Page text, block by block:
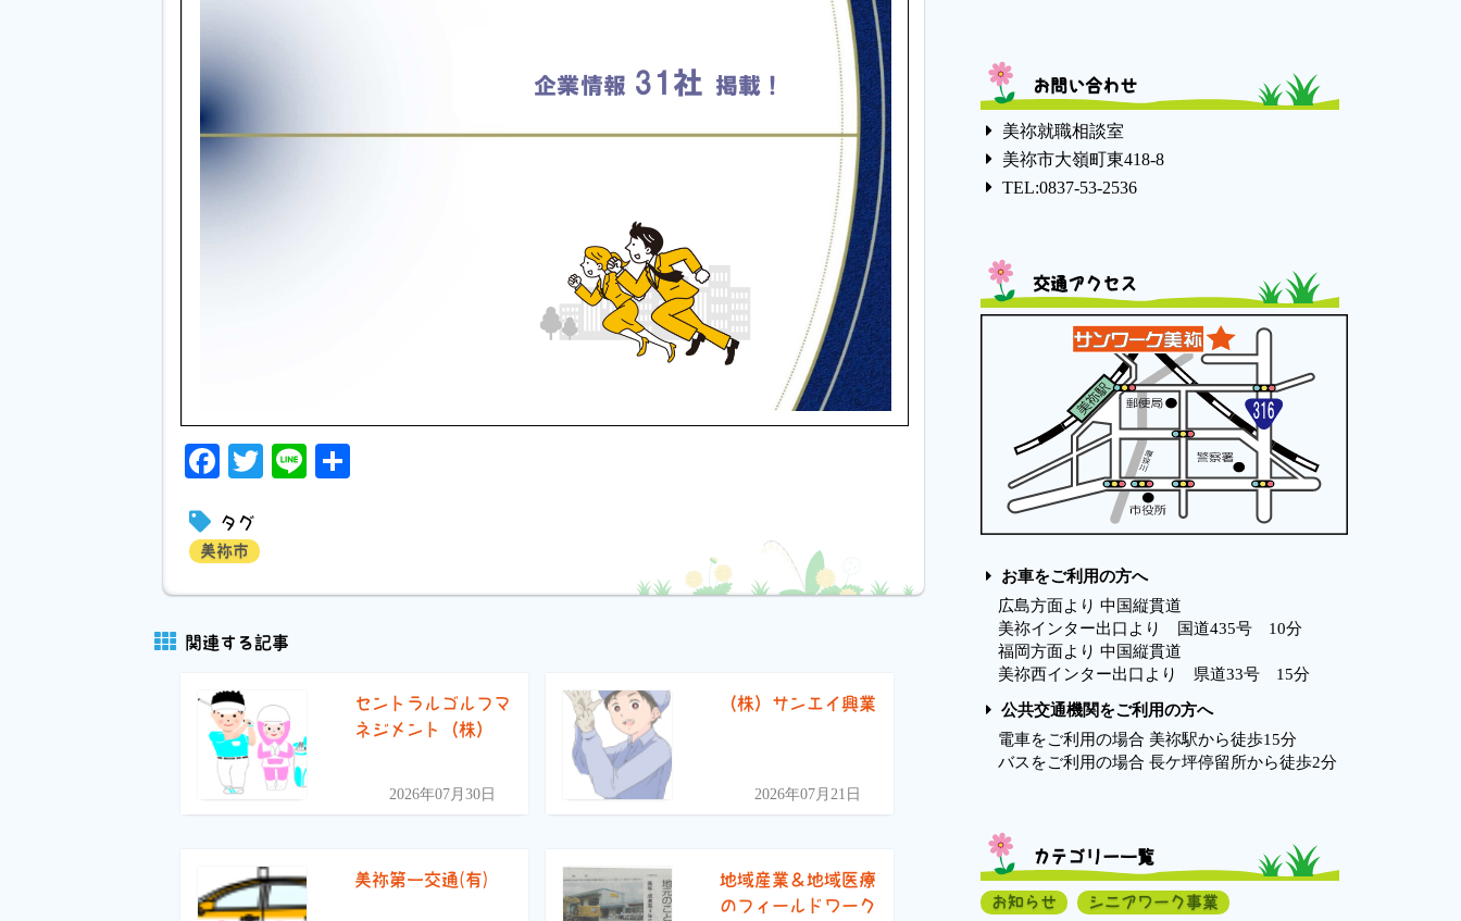
Facebook
Twitter
Line
タグ
美祢市
関連する記事
セントラルゴルフマ
ネジメント（株）
2026年07月30日
（株）サンエイ興業
2026年07月21日
美祢第一交通(有)
地域産業＆地域医療
のフィールドワーク
お問い合わせ
美祢就職相談室
美祢市大嶺町東418-8
TEL:0837-53-2536
交通アクセス
お車をご利用の方へ
広島方面より 中国縦貫道
美祢インター出口より 国道435号 10分
福岡方面より 中国縦貫道
美祢西インター出口より 県道33号 15分
公共交通機関をご利用の方へ
電車をご利用の場合 美祢駅から徒歩15分
バスをご利用の場合 長ケ坪停留所から徒歩2分
カテゴリー一覧
お知らせ
シニアワーク事業